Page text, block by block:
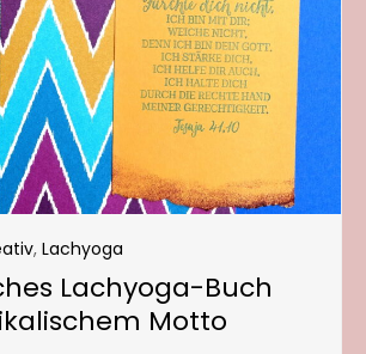
, Lachyoga
Lachyoga-Buch
Motto